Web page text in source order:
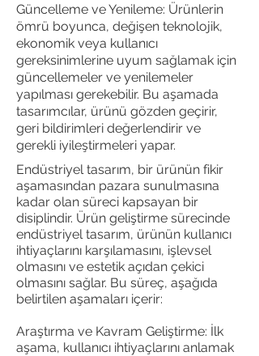
Güncelleme ve Yenileme: Ürünlerin
ömrü boyunca, değişen teknolojik,
ekonomik veya kullanıcı
gereksinimlerine uyum sağlamak için
güncellemeler ve yenilemeler
yapılması gerekebilir. Bu aşamada
tasarımcılar, ürünü gözden geçirir,
geri bildirimleri değerlendirir ve
gerekli iyileştirmeleri yapar.
Endüstriyel tasarım, bir ürünün fikir
aşamasından pazara sunulmasına
kadar olan süreci kapsayan bir
disiplindir. Ürün geliştirme sürecinde
endüstriyel tasarım, ürünün kullanıcı
ihtiyaçlarını karşılamasını, işlevsel
olmasını ve estetik açıdan çekici
olmasını sağlar. Bu süreç, aşağıda
belirtilen aşamaları içerir:
Araştırma ve Kavram Geliştirme: İlk
aşama, kullanıcı ihtiyaçlarını anlamak
Powered by
InnoTech Apps